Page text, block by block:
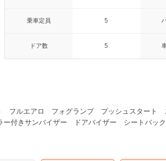
乗車定員 5
ドア数 5
ルエアロ フォグランプ プッシュスタート
付きサンバイザー ドアバイザー シートバッ